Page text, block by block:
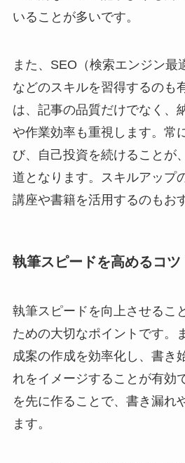
いることが多いです。
また、SEO（検索エンジン最
などのスキルを習得するのも
は、記事の品質だけでなく、
や作業効率も重視します。常
び、自己投資を続けることが
道となります。スキルアップ
講座や書籍を活用するのもお
執筆スピードを高めるコツ
執筆スピードを向上させるこ
ための大切なポイントです。
成案の作成を効率化し、書き
れをイメージすることが有効
を先に作ることで、書き漏れ
ます。